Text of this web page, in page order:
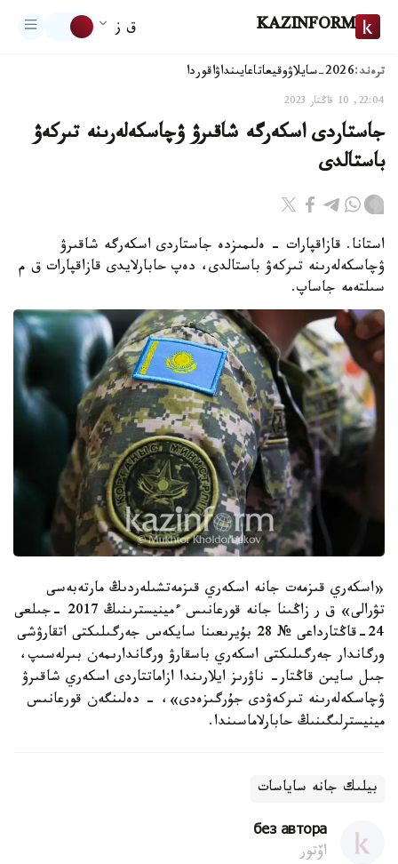
KAZINFORM ق ز
ترەند:2026-سايلاۋ وقيعاتاعايىنداۋاقوردا
22:04, 10 قاڭتار 2023
جاستاردى اسكەرگە شاقىرۋ ۋچاسكەلەرىنە تىركەۋ
باستالدى
استانا. قازاقپارات - ەلىمىزدە جاستاردى اسكەرگە شاقىرۋ
ۋچاسكەلەرىنە تىركەۋ باستالدى، دەپ حابارلايدى قازاقپارات ق م
سىلتەمە جاساپ.
«اسكەري قىزمەت جانە اسكەري قىزمەتشىلەردىڭ مارتەبەسى
تۋرالى» ق ر زاڭىنا جانە قورعانىس ءمينيسترىنىڭ 2017 -جىلعى
24-قاڭتارداعى № 28 بۇيرىعىنا سايكەس جەرگىلىكتى اتقارۋشى
ورگاندار جەرگىلىكتى اسكەري باسقارۋ ورگاندارىمەن بىرلەسىپ،
جىل سايىن قاڭتار- ناۋرىز ايلارىندا ازاماتتاردى اسكەري شاقىرۋ
ۋچاسكەلەرىنە تىركەۋدى جۇرگىزەدى»، - دەلىنگەن قورعانىس
مينيسترلىگىنىڭ حابارلاماسىندا.
بيلىك جانە ساياسات
без автора
اۆتور